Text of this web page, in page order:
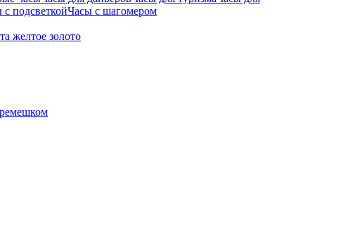
с подсветкойЧасы с шагомером
желтое золото